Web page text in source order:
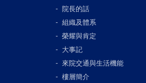
院長的話
組織及體系
榮耀與肯定
大事記
來院交通與生活機能
樓層簡介